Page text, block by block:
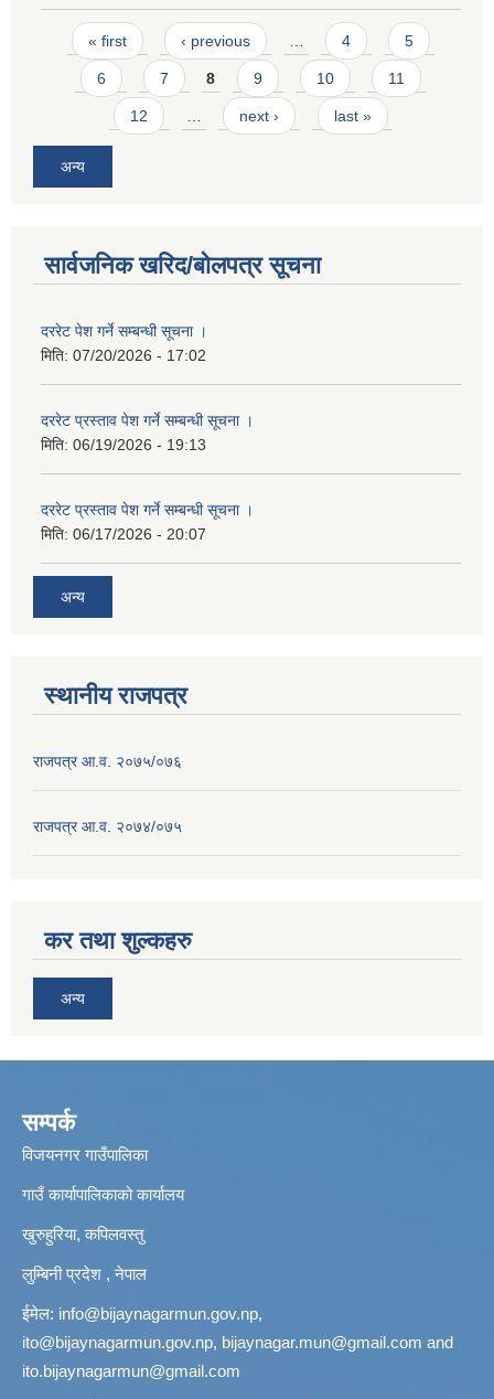
Pages
« first ‹ previous 4 5
6 7 8 9 10 11
12 next › last »
अन्य
सार्वजनिक खरिद/बोलपत्र सूचना
दररेट पेश गर्ने सम्बन्धी सूचना ।
मिति: 07/20/2026 - 17:02
दररेट प्रस्ताव पेश गर्ने सम्बन्धी सूचना ।
मिति: 06/19/2026 - 19:13
दररेट प्रस्ताव पेश गर्ने सम्बन्धी सूचना ।
मिति: 06/17/2026 - 20:07
अन्य
स्थानीय राजपत्र
राजपत्र आ.व. २०७५/०७६
राजपत्र आ.व. २०७४/०७५
कर तथा शुल्कहरु
अन्य
सम्पर्क
विजयनगर गाउँपालिका
गाउँ कार्यापालिकाको कार्यालय
खुरुहुरिया, कपिलवस्तु
लुम्बिनी प्रदेश , नेपाल
ईमेल: info@bijaynagarmun.gov.np,
ito@bijaynagarmun.gov.np, bijaynagar.mun@gmail.com and
ito.bijaynagarmun@gmail.com